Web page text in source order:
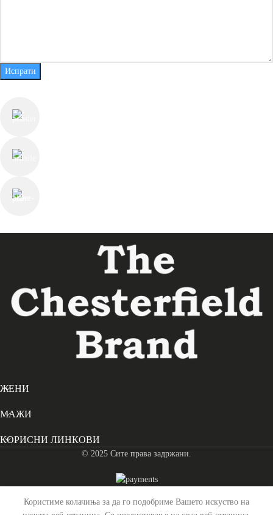
Испрати
ЖЕНИ
МАЖИ
КОРИСНИ ЛИНКОВИ
© 2025 Сите права задржани.
Користиме колачиња за да го подобриме Вашето искуство на
Каиш Кожен Manovo – Кафен (125 cm)